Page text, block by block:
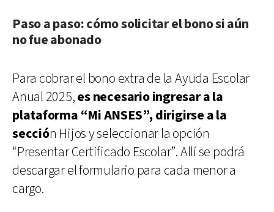
Paso a paso: cómo solicitar el bono si aún
no fue abonado
Para cobrar el bono extra de la Ayuda Escolar
Anual 2025,es necesario ingresar a la
plataforma “Mi ANSES”, dirigirse a la
sección Hijos y seleccionar la opción
“Presentar Certificado Escolar”. Allí se podrá
descargar el formulario para cada menor a
cargo.